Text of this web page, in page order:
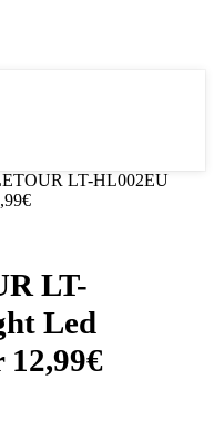
‎LT-HL002EU
‎LT-
Led